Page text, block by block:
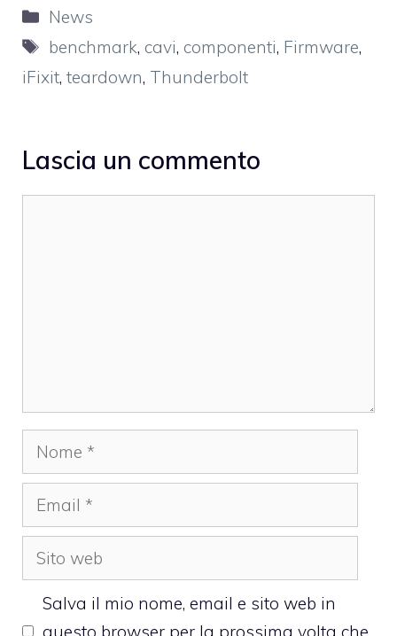
Categorie
News
Tag
benchmark, cavi, componenti, Firmware,
iFixit, teardown, Thunderbolt
Lascia un commento
Nome
Email
Sito
web
Salva il mio nome, email e sito web in
questo browser per la prossima volta che